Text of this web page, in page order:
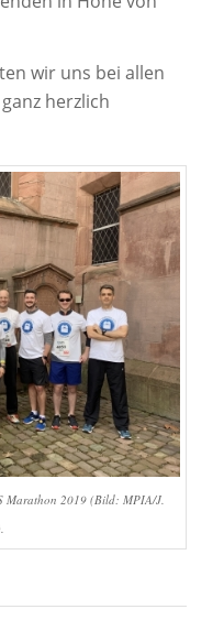
wir uns bei allen
herzlich
Marathon 2019 (Bild: MPIA/J.